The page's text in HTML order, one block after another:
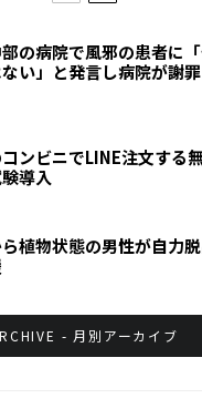
の病院で風邪の患者に
い」と発言し病院が謝罪
ンビニでLINE注文する
導入
植物状態の男性が自力
- 月別アーカイブ